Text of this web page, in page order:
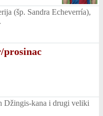
(šp. Sandra Echeverría),
prosinac
Džingis-kana i drugi veliki